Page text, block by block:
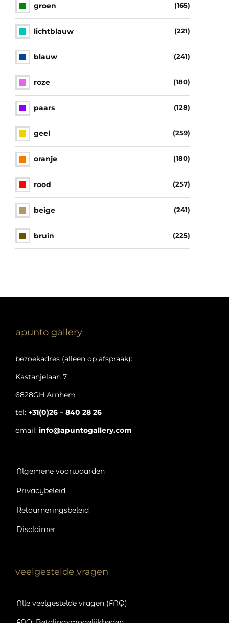
groen (165)
lichtblauw (221)
blauw (241)
roze (180)
paars (128)
geel (259)
oranje (180)
rood (257)
beige (241)
bruin (225)
apunto gallery
bezoekadres (alleen op afspraak):
Kastanjelaan 7
6828GH Arnhem
tel: +31(0)26 – 840 28 26
email: info@apuntogallery.com
Algemene voorwaarden
Privacybeleid
Retourneringsbeleid
Disclaimer
veelgestelde vragen
Alle veelgestelde vragen (FAQ)